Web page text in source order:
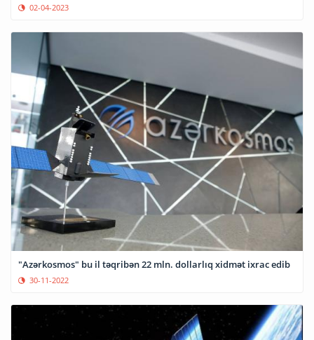
02-04-2023
"Azərkosmos" bu il təqribən 22 mln. dollarlıq xidmət ixrac edib
30-11-2022